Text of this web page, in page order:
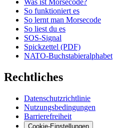
Was ist Morsecode?
So funktioniert es
So lernt man Morsecode
So liest du es
SOS-Signal
Spickzettel (PDF)
NATO-Buchstabieralphabet
Rechtliches
Datenschutzrichtlinie
Nutzungsbedingungen
Barrierefreiheit
Cookie-Einstellungen